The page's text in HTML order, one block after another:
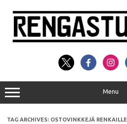
content
Menu
TAG ARCHIVES: OSTOVINKKEJÄ RENKAILLE